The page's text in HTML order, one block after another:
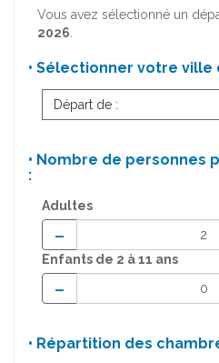
Vous avez sélectionné un
2026.
• Sélectionner votre ville
Départ de :
• Nombre de personnes
:
Adultes
-
Enfants de 2 à 11 ans
-
• Répartition des